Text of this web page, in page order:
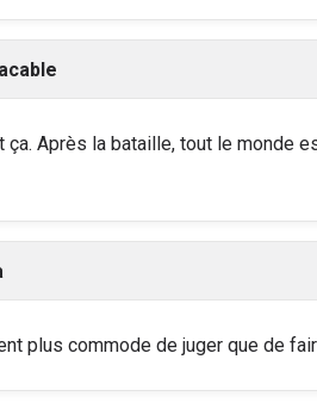
ça. Après la bataille, tout le monde
plus commode de juger que de